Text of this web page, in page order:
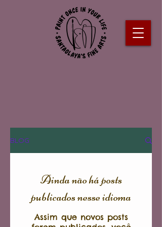
BLOG
Ainda não há posts
publicados nesse idioma
Assim que novos posts